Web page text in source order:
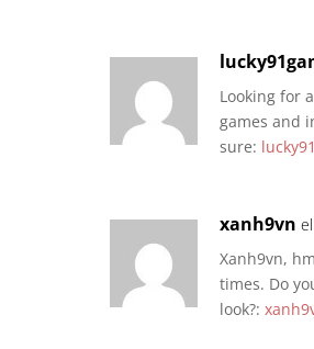
Looking for
games and
sure:
xanh9vn
Xanh9vn,
times. Do
look?: